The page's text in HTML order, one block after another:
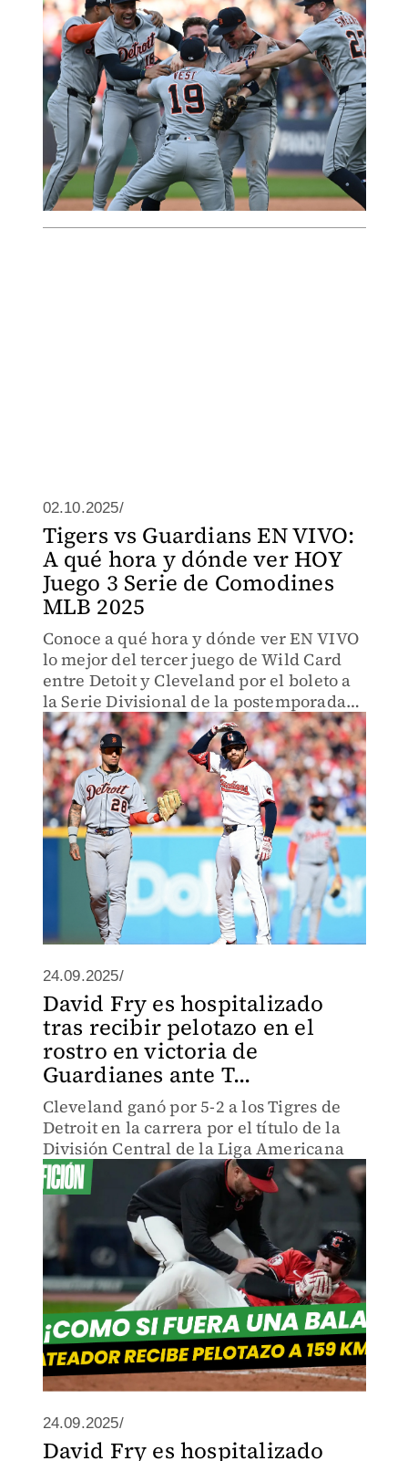
02.10.2025/
Tigers vs Guardians EN VIVO:
A qué hora y dónde ver HOY
Juego 3 Serie de Comodines
MLB 2025
Conoce a qué hora y dónde ver EN VIVO
lo mejor del tercer juego de Wild Card
entre Detoit y Cleveland por el boleto a
la Serie Divisional de la postemporada
de Grandes Ligas.
24.09.2025/
David Fry es hospitalizado
tras recibir pelotazo en el
rostro en victoria de
Guardianes ante T...
Cleveland ganó por 5-2 a los Tigres de
Detroit en la carrera por el título de la
División Central de la Liga Americana
24.09.2025/
David Fry es hospitalizado